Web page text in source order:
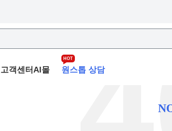
고객센터 AI몰 원스톱 상담
HOT